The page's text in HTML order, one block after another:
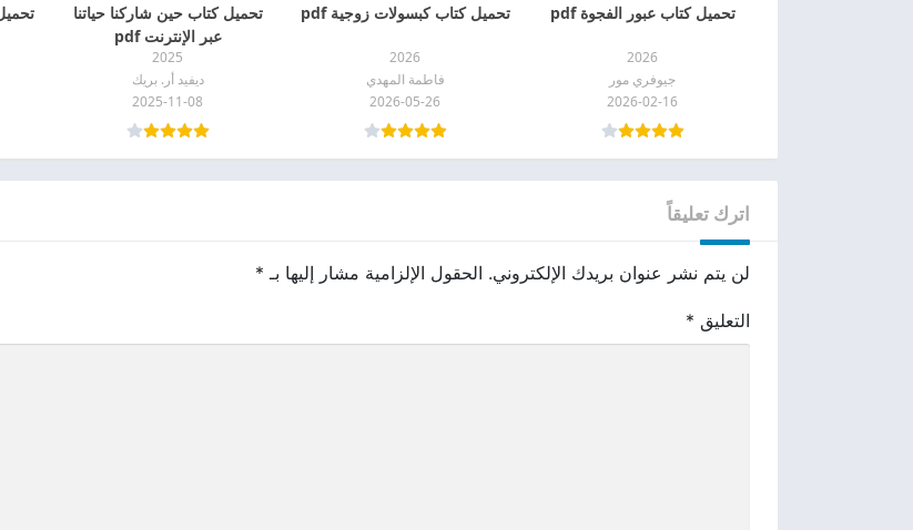
تحميل كتاب عبور الفجوة pdf
2026
جيوفري مور
2026-02-16
تحميل كتاب كبسولات زوجية pdf
2026
فاطمة المهدي
2026-05-26
تحميل كتاب حين شاركنا حياتنا
عبر الإنترنت pdf
2025
ديفيد أر. بريك
2025-11-08
اترك تعليقاً
لن يتم نشر عنوان بريدك الإلكتروني. الحقول الإلزامية مشار إليها بـ *
التعليق *